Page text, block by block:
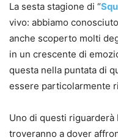
La sesta stagione di “
vivo: abbiamo
anche scoperto molti
in un crescente di
questa nella puntata di
essere particolarmente
Uno di questi riguarderà
troveranno a dover